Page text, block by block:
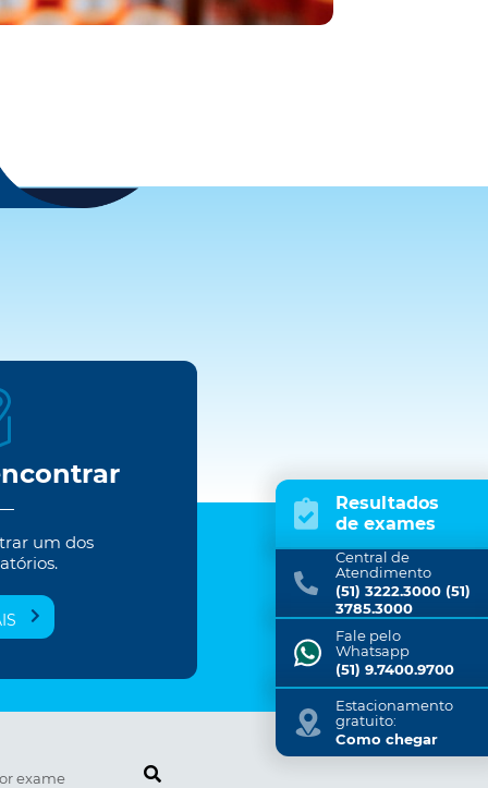
um dos
Pesquise por exame
Resultados
de exames
Central de
Atendimento
(51) 3222.3000 (51)
3785.3000
Fale pelo
Whatsapp
(51) 9.7400.9700
Estacionamento
gratuito:
Como chegar